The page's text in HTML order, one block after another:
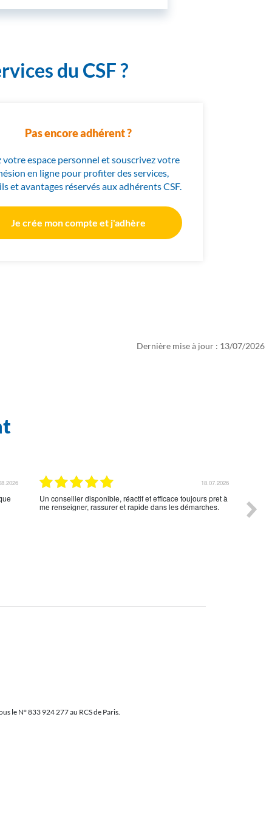
du CSF ?
Pas encore adhérent ?
votre espace personnel et souscrivez votre
en ligne pour profiter des services,
et avantages réservés aux adhérents CSF.
Je crée mon compte et j'adhère
Dernière mise à jour : 13/07/2026
15.07.2026
Conseillère a l'écoute, accompagnement personnalisé
le N° 833 924 277 au RCS de Paris.